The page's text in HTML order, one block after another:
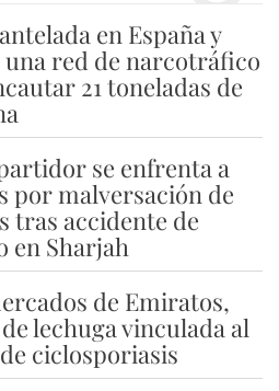
en España y
una red de narcotráfico
21 toneladas de
se enfrenta a
por malversación de
tras accidente de
en Sharjah
de Emiratos,
lechuga vinculada al
ciclosporiasis